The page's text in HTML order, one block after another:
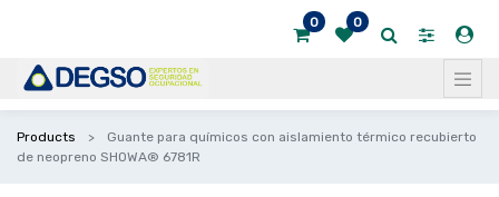
0 0
Products
Guante para químicos con aislamiento térmico recubierto
de neopreno SHOWA® 6781R